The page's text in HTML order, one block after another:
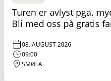
Turen er avlyst pga.
Bli med oss på gratis
08. AUGUST 2026
09:00
SMØLA